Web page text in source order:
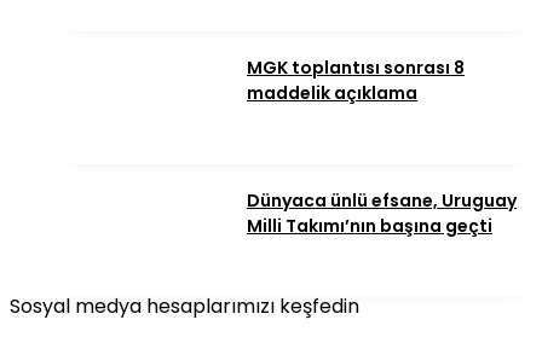
MGK toplantısı sonrası 8
maddelik açıklama
Dünyaca ünlü efsane, Uruguay
Milli Takımı’nın başına geçti
Sosyal medya hesaplarımızı keşfedin